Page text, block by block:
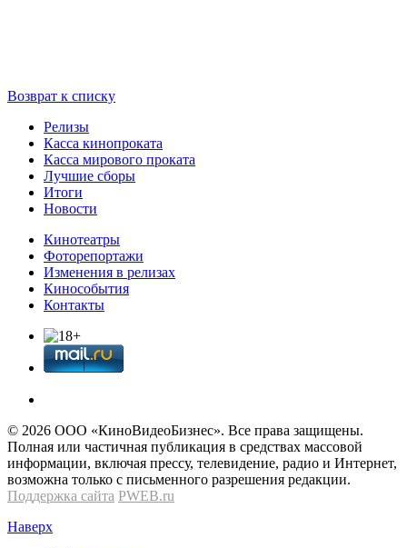
Возврат к списку
Релизы
Касса кинопроката
Касса мирового проката
Лучшие сборы
Итоги
Новости
Кинотеатры
Фоторепортажи
Изменения в релизах
Кинособытия
Контакты
© 2026 OOО «КиноВидеоБизнес». Все права защищены.
Полная или частичная публикация в средствах массовой
информации, включая прессу, телевидение, радио и Интернет,
возможна только с письменного разрешения редакции.
Поддержка сайта PWEB.ru
Наверх